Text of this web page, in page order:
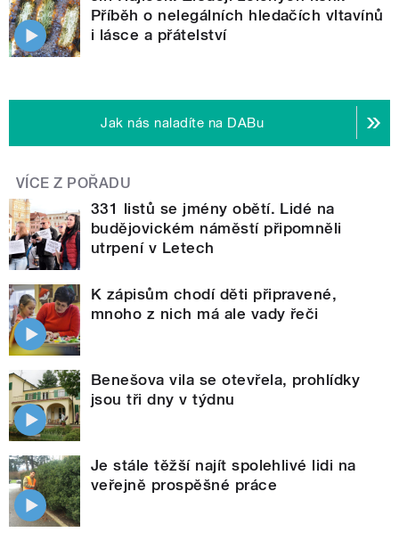
Příběh o nelegálních hledačích vltavínů
i lásce a přátelství
Jak nás naladíte na DABu
VÍCE Z POŘADU
331 listů se jmény obětí. Lidé na
budějovickém náměstí připomněli
utrpení v Letech
K zápisům chodí děti připravené,
mnoho z nich má ale vady řeči
Benešova vila se otevřela, prohlídky
jsou tři dny v týdnu
Je stále těžší najít spolehlivé lidi na
veřejně prospěšné práce